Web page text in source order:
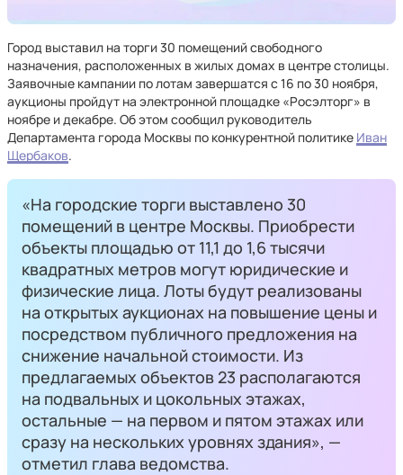
Город выставил на торги 30 помещений свободного
назначения, расположенных в жилых домах в центре столицы.
Заявочные кампании по лотам завершатся с 16 по 30 ноября,
аукционы пройдут на электронной площадке «Росэлторг» в
ноябре и декабре. Об этом сообщил руководитель
Департамента города Москвы по конкурентной политике Иван
Щербаков.
«На городские торги выставлено 30
помещений в центре Москвы. Приобрести
объекты площадью от 11,1 до 1,6 тысячи
квадратных метров могут юридические и
физические лица. Лоты будут реализованы
на открытых аукционах на повышение цены и
посредством публичного предложения на
снижение начальной стоимости. Из
предлагаемых объектов 23 располагаются
на подвальных и цокольных этажах,
остальные — на первом и пятом этажах или
сразу на нескольких уровнях здания», —
отметил глава ведомства.